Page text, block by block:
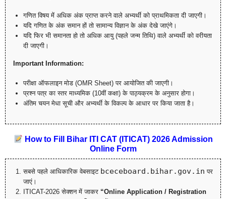
गणित विषय में अधिक अंक प्राप्त करने वाले अभ्यर्थी को प्राथमिकता दी जाएगी।
यदि गणित के अंक समान हों तो सामान्य विज्ञान के अंक देखे जाएंगे।
यदि फिर भी समानता हो तो अधिक आयु (पहले जन्म तिथि) वाले अभ्यर्थी को वरीयता
दी जाएगी।
Important Information:
परीक्षा ऑफलाइन मोड (OMR Sheet) पर आयोजित की जाएगी।
प्रश्न पत्र का स्तर माध्यमिक (10वीं कक्षा) के पाठ्यक्रम के अनुसार होगा।
अंतिम चयन मेधा सूची और अभ्यर्थी के विकल्प के आधार पर किया जाता है।
How to Fill Bihar ITI CAT (ITICAT) 2026 Admission
Online Form
सबसे पहले आधिकारिक वेबसाइट bceceboard.bihar.gov.in पर
जाएं।
ITICAT-2026 सेक्शन में जाकर “Online Application / Registration